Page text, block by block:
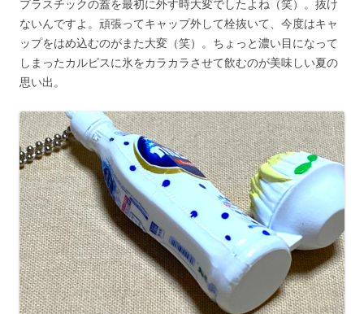
プラスチックの蓋を最初に外す時大変でしたよね（笑）。抜け
ないんですよ。頑張ってキャップ外して栓抜いて、今度はキャ
ップをはめ込むのがまた大変（笑）。ちょっと濃い目になって
しまったカルピスに氷をカラカラさせて飲むのが美味しい夏の
思い出。